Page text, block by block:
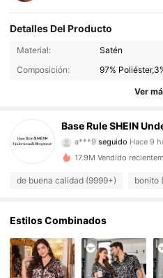
Detalles Del Producto
Material:
Satén
Composición:
97%
Ver
1.1M Seguidores
1.1M Seguidores
4,93
a***9 seguido Hace 9
4,93
4,93 1.1M Seguidores
4,93 1.1M Seguidores
4,93 1.1M Seguidores
17.9M Vendido
de buena calidad (9999+) bonito
Estilos Combinados